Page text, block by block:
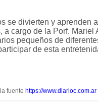
se divierten y aprenden
a cargo de la Porf.
pequeños de
de esta
fuente https://www.diarioc.com.ar